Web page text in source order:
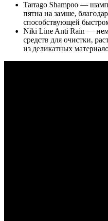
Tarrago Shampoo —
пятна на замше,
способствующей
Niki Line Anti Rain —
средств для очистки,
из деликатных